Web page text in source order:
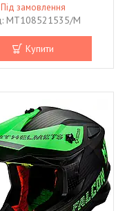
Під замовлення
MT108521535/M
Купити